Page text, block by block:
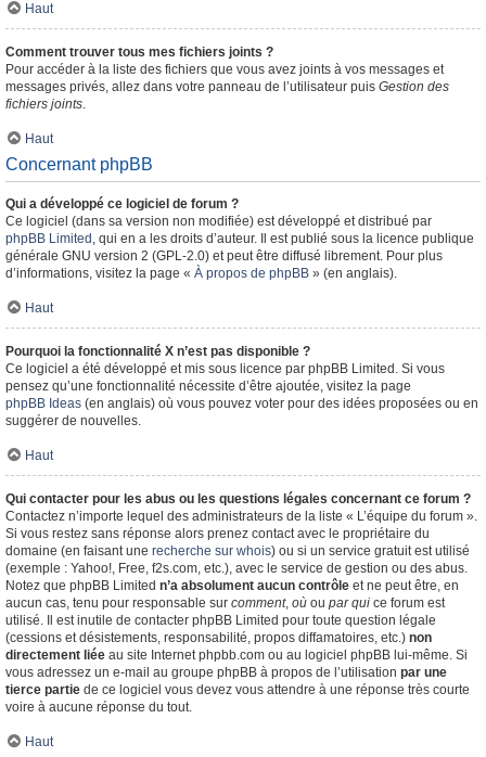
Haut
Comment trouver tous mes fichiers joints ?
Pour accéder à la liste des fichiers que vous avez joints à vos messages et
messages privés, allez dans votre panneau de l’utilisateur puis Gestion des
fichiers joints.
Haut
Concernant phpBB
Qui a développé ce logiciel de forum ?
Ce logiciel (dans sa version non modifiée) est développé et distribué par
phpBB Limited , qui en a les droits d’auteur. Il est publié sous la licence publique
générale GNU version 2 (GPL-2.0) et peut être diffusé librement. Pour plus
d’informations, visitez la page « À propos de phpBB » (en anglais).
Haut
Pourquoi la fonctionnalité X n’est pas disponible ?
Ce logiciel a été développé et mis sous licence par phpBB Limited. Si vous
pensez qu’une fonctionnalité nécessite d’être ajoutée, visitez la page
phpBB Ideas (en anglais) où vous pouvez voter pour des idées proposées ou en
suggérer de nouvelles.
Haut
Qui contacter pour les abus ou les questions légales concernant ce forum ?
Contactez n’importe lequel des administrateurs de la liste « L’équipe du forum ».
Si vous restez sans réponse alors prenez contact avec le propriétaire du
domaine (en faisant une recherche sur whois) ou si un service gratuit est utilisé
(exemple : Yahoo!, Free, f2s.com, etc.), avec le service de gestion ou des abus.
Notez que phpBB Limited n’a absolument aucun contrôle et ne peut être, en
aucun cas, tenu pour responsable sur comment, où ou par qui ce forum est
utilisé. Il est inutile de contacter phpBB Limited pour toute question légale
(cessions et désistements, responsabilité, propos diffamatoires, etc.) non
directement liée au site Internet phpbb.com ou au logiciel phpBB lui-même. Si
vous adressez un e-mail au groupe phpBB à propos de l’utilisation par une
tierce partie de ce logiciel vous devez vous attendre à une réponse très courte
voire à aucune réponse du tout.
Haut